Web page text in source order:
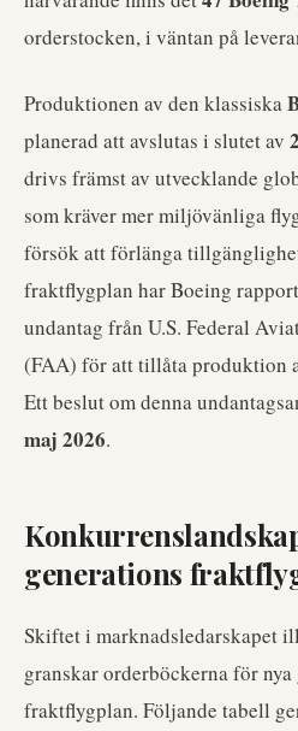
orderstocken, i väntan på
Produktionen av den klassiska
planerad att avslutas i slutet av
drivs främst av utvecklande
som kräver mer miljövänliga
försök att förlänga
fraktflygplan har Boeing
undantag från U.S. Federal
(FAA) för att tillåta produktion
Ett beslut om denna
maj 2026.
generations
Skiftet i marknadsledarskapet
granskar orderböckerna för nya
fraktflygplan. Följande tabell